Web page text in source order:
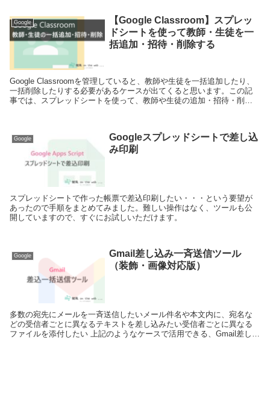
Google
【Google Classroom】スプレッ
ドシートを使って教師・生徒を一
括追加・招待・削除する
Google Classroomを管理していると、教師や生徒を一括追加したり、
一括削除したりする必要があるケースが出てくると思います。この記
事では、スプレッドシートを使って、教師や生徒の追加・招待・削除
Google
Googleスプレッドシートで差し込
み印刷
スプレッドシートで作った帳票で差込印刷したい・・・という要望が
あったので手順をまとめてみました。難しい操作はなく、ツールも公
開していますので、すぐにお試しいただけます。
Google
Gmail差し込み一斉送信ツール
（装飾・画像対応版）
多数の宛先にメールを一斉送信したいメール件名や本文内に、宛名な
どの受信者ごとに異なるテキストを差し込みたい受信者ごとに異なる
ファイルを添付したい 上記のようなケースで活用できる、Gmail差し込